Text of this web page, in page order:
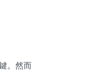
。然而